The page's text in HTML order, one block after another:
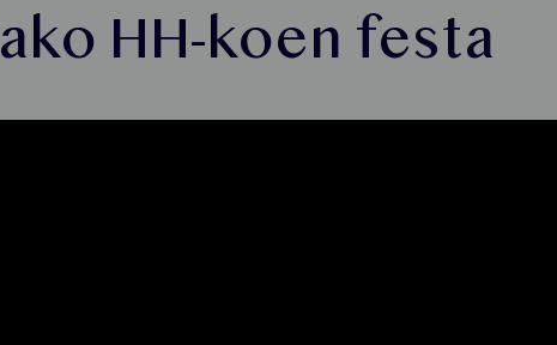
HH-koen festa